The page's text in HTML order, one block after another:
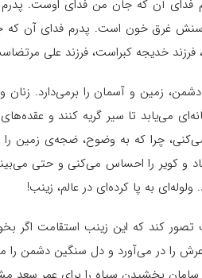
فدای آن که جان من فدای اوست.
غرق خون است. پدرم فدای آن
فرزند خدیجه کبراست، فرزند علی
زمین و آسمان را برمی‌دارد. زنان و
می‌یابد تا سیر گریه کنند و
چرا که به وضوح، ضجه‌ی زمین
و کویر را احساس می‌کنی و حتی
به پا کرده‌ای در عالم، زینب!
کند که این زینب استقامت اگر
را در می‌آورد و دل سنگین دشمن را